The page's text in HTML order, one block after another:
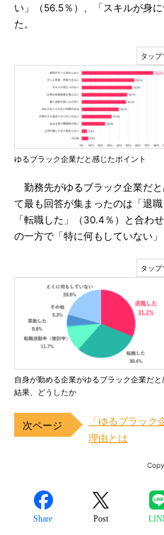
い」（56.5％）、「スキルが身
た。
ゆるブラック企業だと感じたポイント
勤務先がゆるブラック企業だ
て最も回答が集まったのは「退
「転職した」（30.4％）と合わ
の一方で「特に何もしていない
自身が勤める企業がゆるブラック企業だと
結果、どうしたか
「ゆるブラッ
理由とは
Share Post